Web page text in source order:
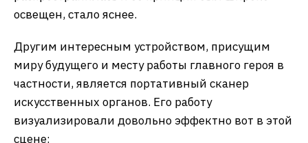
освещен, стало яснее.
Другим интересным устройством, присущим
миру будущего и месту работы главного героя в
частности, является портативный сканер
искусственных органов. Его работу
визуализировали довольно эффектно вот в этой
сцене: